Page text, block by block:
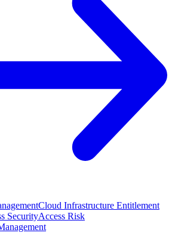
Cloud Infrastructure Entitlement
SecurityAccess Risk